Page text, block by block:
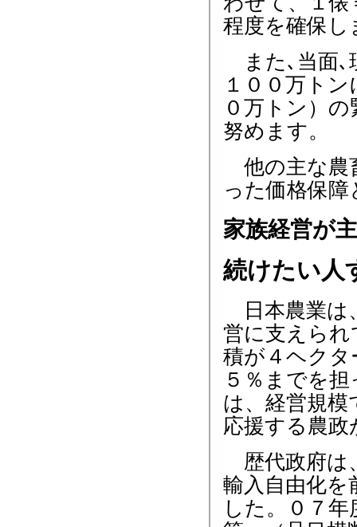
程度を確保し
また､当面､
１００万ト
０万トン）
努めます。
他の主な農
った価格保
家族経営が
続けたい人
日本農業は
営に支えら
積が４ヘクタ
５％までを
は、経営規
応援する農
歴代政府は
輸入自由化を
した。０７